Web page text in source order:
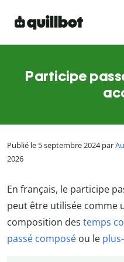
Participe
Publié le 5 septembre 2024 par
2026
En français, le participe
peut être utilisée comme
composition des temps
passé composé ou le